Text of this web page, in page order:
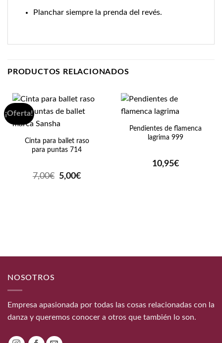
Planchar siempre la prenda del revés.
PRODUCTOS RELACIONADOS
¡Oferta!
Cinta para ballet raso
para puntas 714
7,00€ El
5,00€El
Pendientes de flamenca
lagrima 999
10,95€
NOSOTROS
Empresa apasionada por todas las cosas relacionadas con la
danza y queremos conocer a otros que también lo son.